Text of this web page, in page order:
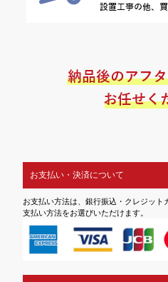
お支払い・決済について
お支払い方法は、銀行振込・クレジッ
支払い方法をお選びいただけます。